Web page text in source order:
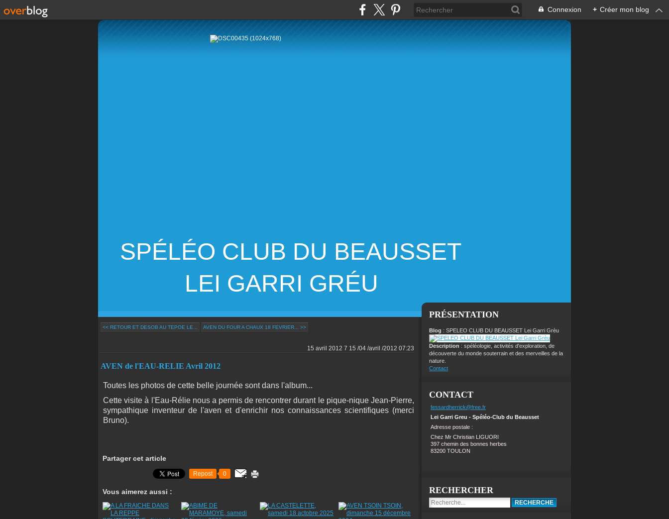
Connexion + Créer mon blog
SPÉLÉO CLUB DU BEAUSSET
LEI GARRI GRÉU
<< RETOUR ET DESOB AU TEPOE LE... AVEN DU FOUR A CHAUX 18 FEVRIER... >>
15 avril 2012 7 15 /04 /avril /2012 07:23
AVEN de l'EAU-RELIE Avril 2012
Toutes les photos de cette belle journée sont dans l'album...
Cette visite à l'Eau-Rélie nous a permis de rencontrer durant le pique-nique Jean-Pierre,
sympathique inventeur de l'aven et d'enrichir nos connaissances scientifiques (merci
Bruno).
Partager cet article
Repost 0
Vous aimerez aussi :
PRÉSENTATION
Blog : SPELEO CLUB DU BEAUSSET Lei Garri Grèu
Description : spéléologie, activités d'exploration, de
découverte du monde souterrain et des merveilles de la
nature.
Contact
CONTACT
fessardherrick@free.fr
Lei Garri Greu - Spéléo-Club du Beausset
Adresse postale :
Chez Mr Christian LIGUORI
397 chemin des bonnes herbes
83200 TOULON
RECHERCHER